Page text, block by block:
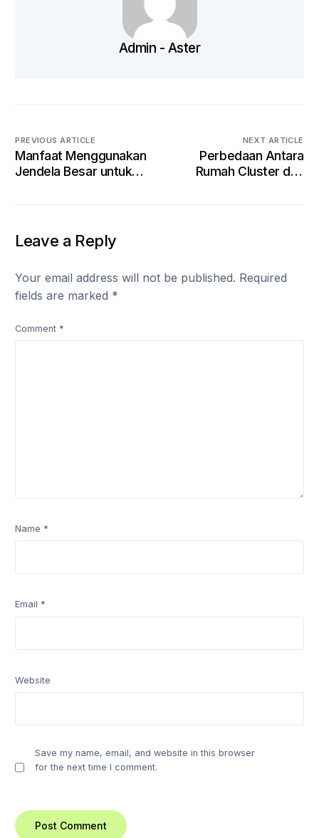
Admin - Aster
PREVIOUS ARTICLE
Manfaat Menggunakan
Jendela Besar untuk
NEXT ARTICLE
Perbedaan Antara
Rumah Cluster dan
Leave a Reply
Your email address will not be published. Required
fields are marked *
Comment *
Name *
Email *
Website
Save my name, email, and website in this browser
for the next time I comment.